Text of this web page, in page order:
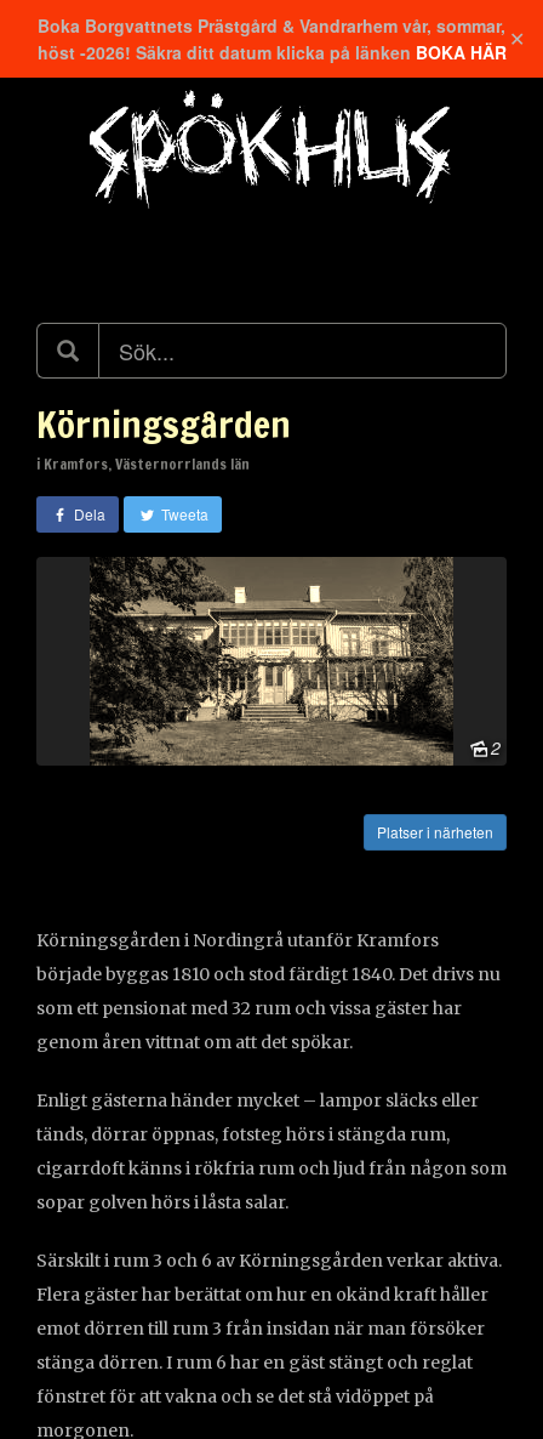
Boka Borgvattnets Prästgård & Vandrarhem vår, sommar,
höst -2026! Säkra ditt datum klicka på länken BOKA HÄR ✕
Körningsgården
i Kramfors, Västernorrlands län
Dela Tweeta
2
Platser i närheten
Körningsgården i Nordingrå utanför Kramfors
började byggas 1810 och stod färdigt 1840. Det drivs nu
som ett pensionat med 32 rum och vissa gäster har
genom åren vittnat om att det spökar.
Enligt gästerna händer mycket – lampor släcks eller
tänds, dörrar öppnas, fotsteg hörs i stängda rum,
cigarrdoft känns i rökfria rum och ljud från någon som
sopar golven hörs i låsta salar.
Särskilt i rum 3 och 6 av Körningsgården verkar aktiva.
Flera gäster har berättat om hur en okänd kraft håller
emot dörren till rum 3 från insidan när man försöker
stänga dörren. I rum 6 har en gäst stängt och reglat
fönstret för att vakna och se det stå vidöppet på
morgonen.